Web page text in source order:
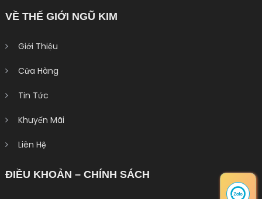
VỀ THẾ GIỚI NGŨ KIM
Giới Thiệu
Cửa Hàng
Tin Tức
Khuyến Mãi
Liên Hệ
ĐIỀU KHOẢN – CHÍNH SÁCH